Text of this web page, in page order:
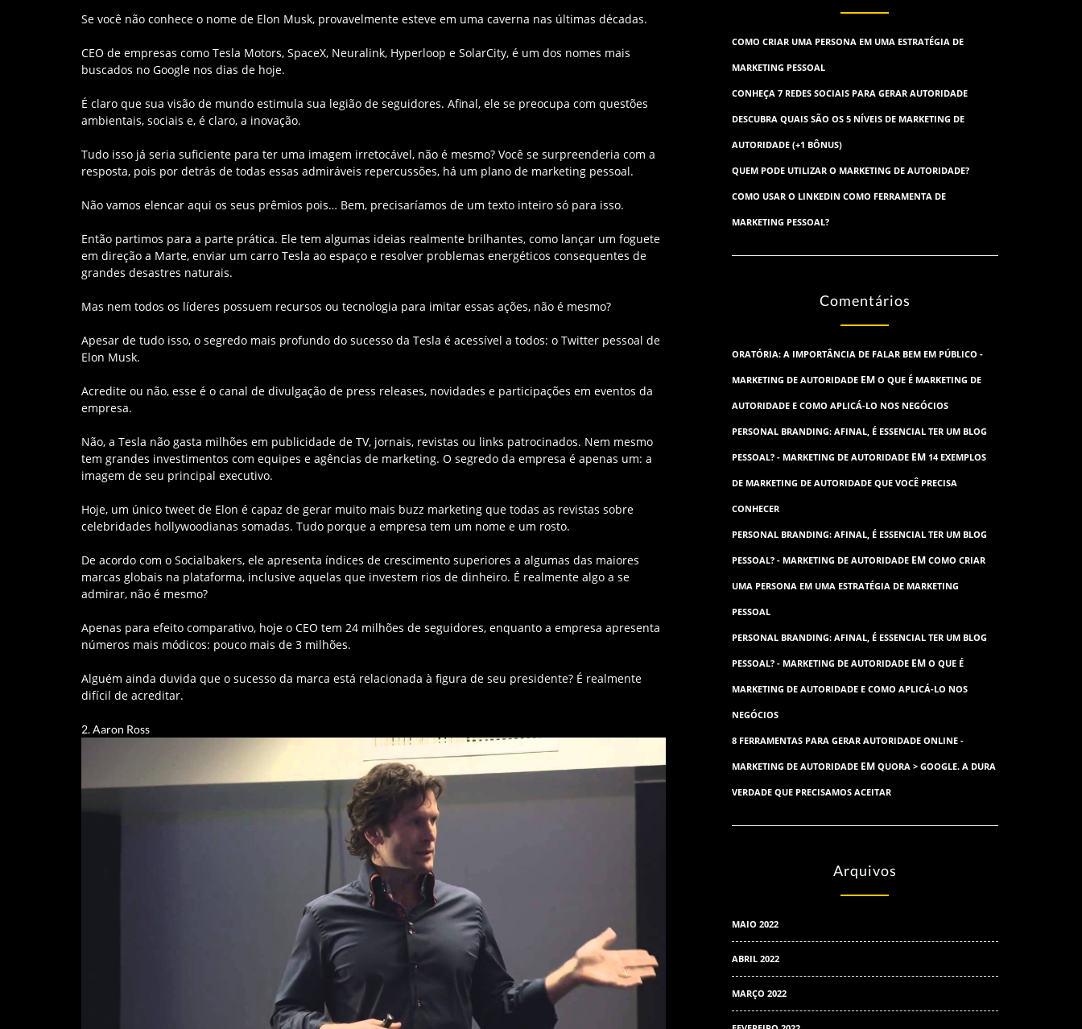
Se você não conhece o nome de Elon Musk, provavelmente esteve em uma caverna nas últimas décadas.
CEO de empresas como Tesla Motors, SpaceX, Neuralink, Hyperloop e SolarCity, é um dos nomes mais
buscados no Google nos dias de hoje.
É claro que sua visão de mundo estimula sua legião de seguidores. Afinal, ele se preocupa com questões
ambientais, sociais e, é claro, a inovação.
Tudo isso já seria suficiente para ter uma imagem irretocável, não é mesmo? Você se surpreenderia com a
resposta, pois por detrás de todas essas admiráveis repercussões, há um plano de marketing pessoal.
Não vamos elencar aqui os seus prêmios pois… Bem, precisaríamos de um texto inteiro só para isso.
Então partimos para a parte prática. Ele tem algumas ideias realmente brilhantes, como lançar um foguete
em direção a Marte, enviar um carro Tesla ao espaço e resolver problemas energéticos consequentes de
grandes desastres naturais.
Mas nem todos os líderes possuem recursos ou tecnologia para imitar essas ações, não é mesmo?
Apesar de tudo isso, o segredo mais profundo do sucesso da Tesla é acessível a todos: o Twitter pessoal de
Elon Musk.
Acredite ou não, esse é o canal de divulgação de press releases, novidades e participações em eventos da
empresa.
Não, a Tesla não gasta milhões em publicidade de TV, jornais, revistas ou links patrocinados. Nem mesmo
tem grandes investimentos com equipes e agências de marketing. O segredo da empresa é apenas um: a
imagem de seu principal executivo.
Hoje, um único tweet de Elon é capaz de gerar muito mais buzz marketing que todas as revistas sobre
celebridades hollywoodianas somadas. Tudo porque a empresa tem um nome e um rosto.
De acordo com o Socialbakers, ele apresenta índices de crescimento superiores a algumas das maiores
marcas globais na plataforma, inclusive aquelas que investem rios de dinheiro. É realmente algo a se
admirar, não é mesmo?
Apenas para efeito comparativo, hoje o CEO tem 24 milhões de seguidores, enquanto a empresa apresenta
números mais módicos: pouco mais de 3 milhões.
Alguém ainda duvida que o sucesso da marca está relacionada à figura de seu presidente? É realmente
difícil de acreditar.
2. Aaron Ross
COMO CRIAR UMA PERSONA EM UMA ESTRATÉGIA DE
MARKETING PESSOAL
CONHEÇA 7 REDES SOCIAIS PARA GERAR AUTORIDADE
DESCUBRA QUAIS SÃO OS 5 NÍVEIS DE MARKETING DE
AUTORIDADE (+1 BÔNUS)
QUEM PODE UTILIZAR O MARKETING DE AUTORIDADE?
COMO USAR O LINKEDIN COMO FERRAMENTA DE
MARKETING PESSOAL?
Comentários
ORATÓRIA: A IMPORTÂNCIA DE FALAR BEM EM PÚBLICO -
MARKETING DE AUTORIDADEEM O QUE É MARKETING DE
AUTORIDADE E COMO APLICÁ-LO NOS NEGÓCIOS
PERSONAL BRANDING: AFINAL, É ESSENCIAL TER UM BLOG
PESSOAL? - MARKETING DE AUTORIDADEEM 14 EXEMPLOS
DE MARKETING DE AUTORIDADE QUE VOCÊ PRECISA
CONHECER
PERSONAL BRANDING: AFINAL, É ESSENCIAL TER UM BLOG
PESSOAL? - MARKETING DE AUTORIDADEEM COMO CRIAR
UMA PERSONA EM UMA ESTRATÉGIA DE MARKETING
PESSOAL
PERSONAL BRANDING: AFINAL, É ESSENCIAL TER UM BLOG
PESSOAL? - MARKETING DE AUTORIDADEEM O QUE É
MARKETING DE AUTORIDADE E COMO APLICÁ-LO NOS
NEGÓCIOS
8 FERRAMENTAS PARA GERAR AUTORIDADE ONLINE -
MARKETING DE AUTORIDADEEM QUORA > GOOGLE. A DURA
VERDADE QUE PRECISAMOS ACEITAR
Arquivos
MAIO 2022
ABRIL 2022
MARÇO 2022